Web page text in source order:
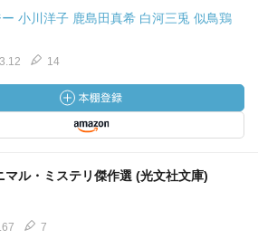
小川洋子 鹿島田真希 白河三兎 似鳥鶏
3.12 14
マル・ミステリ傑作選 (光文社文庫)
7